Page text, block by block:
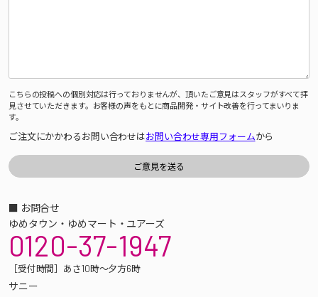
こちらの投稿への個別対応は行っておりませんが、頂いたご意見はスタッフがすべて拝
見させていただきます。お客様の声をもとに商品開発・サイト改善を行ってまいりま
す。
ご注文にかかわるお問い合わせはお問い合わせ専用フォームから
■ お問合せ
ゆめタウン・ゆめマート・ユアーズ
0120-37-1947
［受付時間］あさ10時～夕方6時
サニー